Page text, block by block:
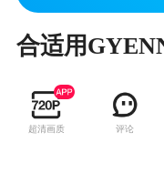
合适用
超清画质 评论